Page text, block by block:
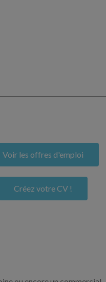
Voir les offres d'emploi
Créez votre CV !